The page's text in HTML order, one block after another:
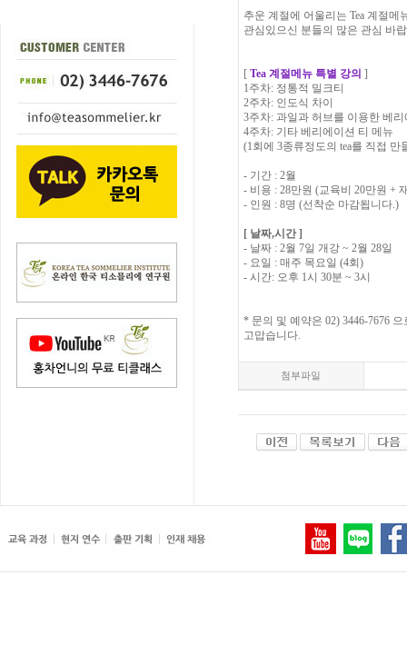
추운 계절에 어울리는 Tea 계절메
관심있으신 분들의 많은 관심 바
[ Tea 계절메뉴 특별 강의 ]
1주차: 정통적 밀크티
2주차: 인도식 차이
3주차: 과일과 허브를 이용한 베
4주차: 기타 베리에이션 티 메뉴
(1회에 3종류정도의 tea를 직접 만
- 기간 : 2월
- 비용 : 28만원 (교육비 20만원 +
- 인원 : 8명 (선착순 마감됩니다.)
[ 날짜,시간 ]
- 날짜 : 2월 7일 개강 ~ 2월 28일
- 요일 : 매주 목요일 (4회)
- 시간: 오후 1시 30분 ~ 3시
* 문의 및 예약은 02) 3446-7676
고맙습니다.
첨부파일